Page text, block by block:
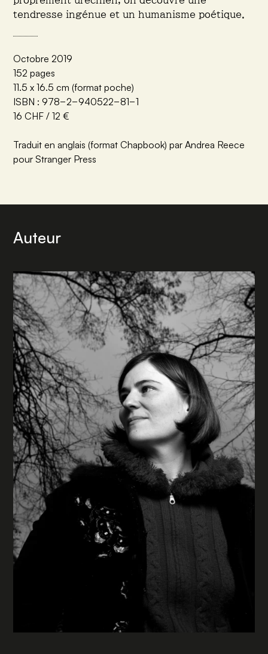
tendresse ingénue et un humanisme poétique.
Octobre 2019
152 pages
11.5 x 16.5 cm (format poche)
ISBN : 978−2−940522−81−1
16 CHF / 12 €
Traduit en anglais (format Chapbook) par Andrea Reece
pour Stranger Press
Auteur